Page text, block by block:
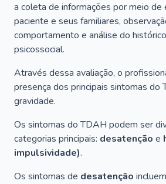
a coleta de informações por meio de
paciente e seus familiares,
comportamento e análise do
psicossocial.
Através dessa avaliação, o
presença dos principais sintomas do
gravidade.
Os sintomas do TDAH podem ser
categorias principais: desatenção e
impulsividade).
Os sintomas de desatenção